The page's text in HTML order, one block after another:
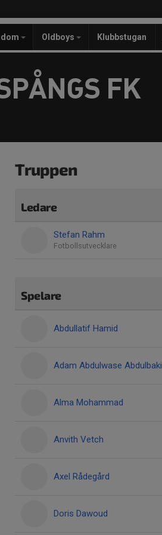
Oldboys Klubbstugan
FK
Truppen
Ledare
Stefan Rahm
Fotbollsutvecklare
Spelare
Abdullatif Hamid
Adam Abdulwase Abdulbaki
Alma Mohammad
Anvith Vetch
Axel Rådegård
Doris Dawoud